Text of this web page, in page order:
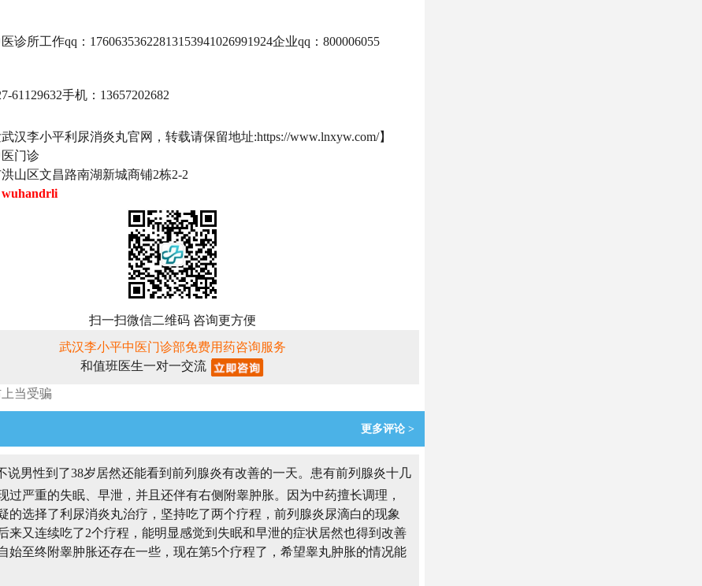
所工作qq：17606353622813153941026991924企业qq：800006055
手机：13657202682
武汉李小平利尿消炎丸官网，转载请保留地址:https://www.lnxyw.com/】
门诊
山区文昌路南湖新城商铺2栋2-2
wuhandrli
扫一扫微信二维码 咨询更方便
武汉李小平中医门诊部免费用药咨询服务
和值班医生一对一交流
当受骗
更多评论 >
说男性到了38岁居然还能看到前列腺炎有改善的一天。患有前列腺炎十几
过严重的失眠、早泄，并且还伴有右侧附睾肿胀。因为中药擅长调理，
的选择了利尿消炎丸治疗，坚持吃了两个疗程，前列腺炎尿滴白的现象
来又连续吃了2个疗程，能明显感觉到失眠和早泄的症状居然也得到改善
始至终附睾肿胀还存在一些，现在第5个疗程了，希望睾丸肿胀的情况能